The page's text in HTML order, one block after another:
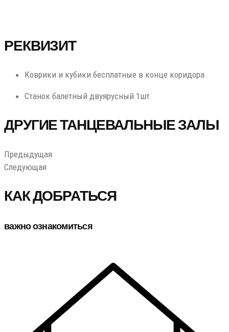
РЕКВИЗИТ
Коврики и кубики бесплатные в конце коридора
Станок балетный двуярусный 1шт.
ДРУГИЕ ТАНЦЕВАЛЬНЫЕ ЗАЛЫ
Предыдущая
Следующая
КАК ДОБРАТЬСЯ
важно ознакомиться